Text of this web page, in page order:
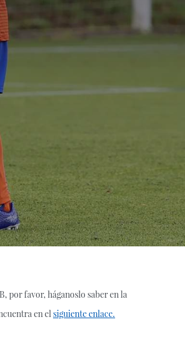
por favor, háganoslo saber en la
en el siguiente enlace.